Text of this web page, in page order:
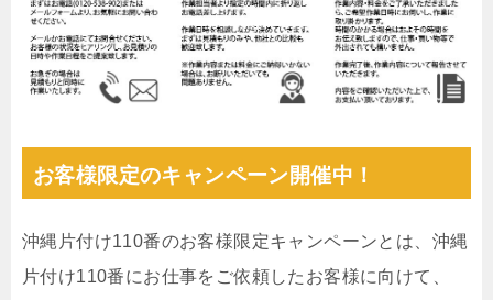
お客様限定のキャンペーン開催中！
沖縄片付け110番のお客様限定キャンペーンとは、沖縄
片付け110番にお仕事をご依頼したお客様に向けて、